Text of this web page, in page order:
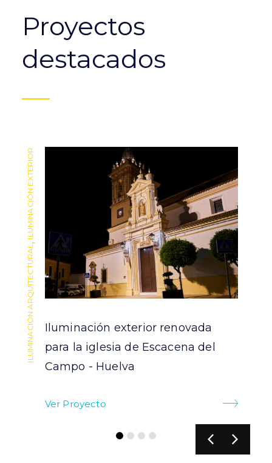
Proyectos
destacados
ILUMINACIÓN ARQUITECTURAL
,
ILUMINACIÓN EXTERIOR
Iluminación exterior renovada
para la iglesia de Escacena del
Campo - Huelva
Ver Proyecto